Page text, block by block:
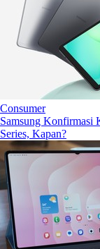
Consumer
Samsung Konfirmasi
Series, Kapan?